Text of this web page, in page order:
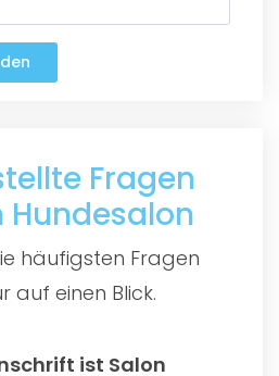
Fragen
Hundesalon
häufigsten Fragen
auf einen Blick.
ist Salon